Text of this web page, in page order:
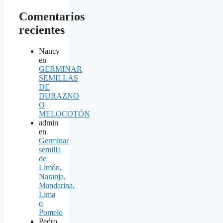
Comentarios
recientes
Nancy
en
GERMINAR
SEMILLAS
DE
DURAZNO
O
MELOCOTÓN
admin
en
Germinar
semilla
de
Limón,
Naranja,
Mandarina,
Lima
o
Pomelo
Pedro